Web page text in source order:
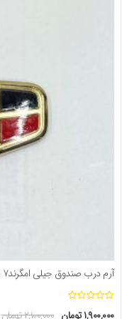
آرم درب صندوق جیلی امگرند۷ هاچبک
۲,۱۰۰,۰۰۰تومان ۱,۹۰۰,۰۰۰تومان